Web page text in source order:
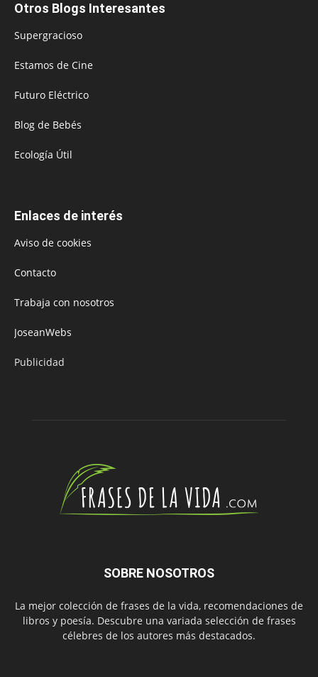
Otros Blogs Interesantes
Supergracioso
Estamos de Cine
Futuro Eléctrico
Blog de Bebés
Ecología Útil
Enlaces de interés
Aviso de cookies
Contacto
Trabaja con nosotros
JoseanWebs
Publicidad
SOBRE NOSOTROS
La mejor colección de frases de la vida, recomendaciones de
libros y poesía. Descubre una variada selección de frases
célebres de los autores más destacados.